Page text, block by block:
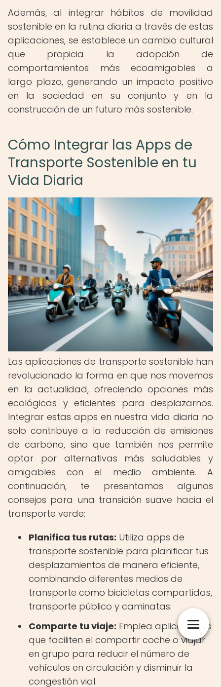
Además, al integrar hábitos de movilidad
sostenible en la rutina diaria a través de estas
aplicaciones, se establece un cambio cultural
que propicia la adopción de
comportamientos más ecoamigables a
largo plazo, generando un impacto positivo
en la sociedad en su conjunto y en la
construcción de un futuro más sostenible.
Cómo Integrar las Apps de
Transporte Sostenible en tu
Vida Diaria
Las aplicaciones de transporte sostenible han
revolucionado la forma en que nos movemos
en la actualidad, ofreciendo opciones más
ecológicas y eficientes para desplazarnos.
Integrar estas apps en nuestra vida diaria no
solo contribuye a la reducción de emisiones
de carbono, sino que también nos permite
optar por alternativas más saludables y
amigables con el medio ambiente. A
continuación, te presentamos algunos
consejos para una transición suave hacia el
transporte verde:
Planifica tus rutas: Utiliza apps de
transporte sostenible para planificar tus
desplazamientos de manera eficiente,
combinando diferentes medios de
transporte como bicicletas compartidas,
transporte público y caminatas.
Comparte tu viaje: Emplea aplicaciones
que faciliten el compartir coche o viajar
en grupo para reducir el número de
vehículos en circulación y disminuir la
congestión vial.